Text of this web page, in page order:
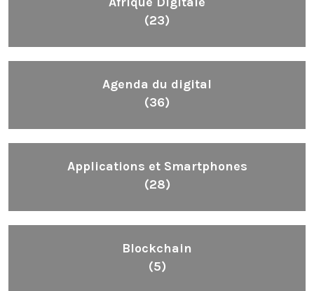
(23)
Agenda du digital
(36)
Applications et Smartphones
(28)
Blockchain
(5)